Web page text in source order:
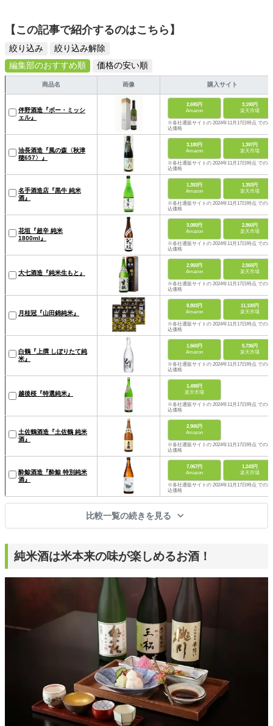
【この記事で紹介するのはこちら】
絞り込み
絞り込み解除
編集部のおすすめ順
価格の安い順
商品名 画像 購入サイト
伴野酒造『ボー・ミッシ
ェル』
2,695円
Amazon
3,190円
楽天市場
※各社通販サイトの 2024年11月17日時点 での税
込価格
油長酒造『風の森〈秋津
穂657〉』
3,180円
Amazon
1,397円
楽天市場
※各社通販サイトの 2024年11月17日時点 での税
込価格
名手酒造店『黒牛 純米
酒』
1,353円
Amazon
1,353円
楽天市場
※各社通販サイトの 2024年11月17日時点 での税
込価格
花垣『超辛 純米
1800ml』
3,080円
Amazon
2,860円
楽天市場
※各社通販サイトの 2024年11月17日時点 での税
込価格
大七酒造『純米生もと』
2,950円
Amazon
2,565円
楽天市場
※各社通販サイトの 2024年11月17日時点 での税
込価格
月桂冠『山田錦純米』
8,803円
Amazon
11,100円
楽天市場
※各社通販サイトの 2024年11月17日時点 での税
込価格
白鶴『上撰 しぼりたて純
米』
1,660円
Amazon
5,736円
楽天市場
※各社通販サイトの 2024年11月17日時点 での税
込価格
越後桜『特選純米』
1,498円
楽天市場
※各社通販サイトの 2024年11月17日時点 での税
込価格
土佐鶴酒造『土佐鶴 純米
酒』
2,906円
Amazon
※各社通販サイトの 2024年11月17日時点 での税
込価格
酔鯨酒造『酔鯨 特別純米
酒』
7,067円
Amazon
1,243円
楽天市場
※各社通販サイトの 2024年11月17日時点 での税
込価格
比較一覧の続きを見る
純米酒は米本来の味が楽しめるお酒！